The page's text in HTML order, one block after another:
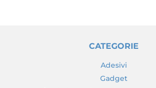
CATEGORIE
Adesivi
Gadget